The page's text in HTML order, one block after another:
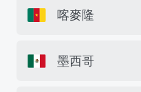
喀麥隆
墨西哥